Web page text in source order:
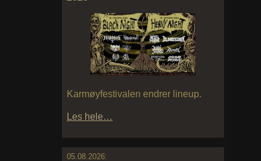
Karmøyfestivalen endrer lineup.
Les hele…
05.08.2026: